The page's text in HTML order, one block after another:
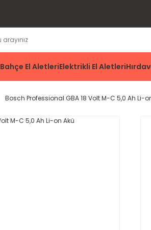
Bahçe El AletleriElektrikli El Aletleri
Bosch Professional GBA 18 Volt M-C 5,0 Ah Li-